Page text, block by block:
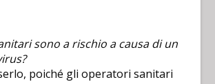
sono a rischio a causa di un
poiché gli operatori sanitari